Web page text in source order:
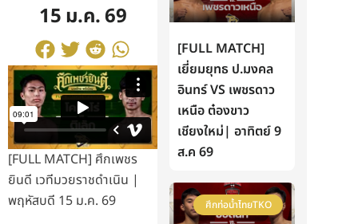
15 ม.ค. 69
[FULL MATCH] ศึกเพชร
ยินดี เวทีมวยราชดำเนิน |
พฤหัสบดี 15 ม.ค. 69
[FULL MATCH]
เยี่ยมยุทธ ป.มงคล
อินทร์ VS เพชรดาว
เหนือ ต๋องขาว
เชียงใหม่| อาทิตย์ 9
ส.ค 69
ศึกท่อน้ำไทยTKO